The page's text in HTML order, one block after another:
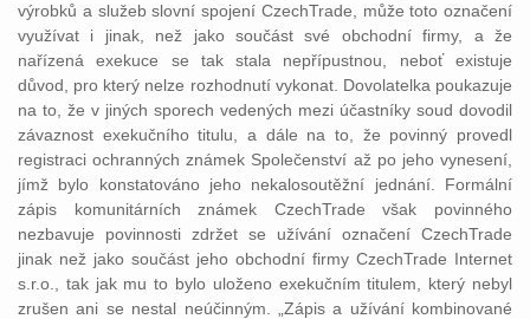
výrobků a služeb slovní spojení CzechTrade, může toto označení
využívat i jinak, než jako součást své obchodní firmy, a že
nařízená exekuce se tak stala nepřípustnou, neboť existuje
důvod, pro který nelze rozhodnutí vykonat. Dovolatelka poukazuje
na to, že v jiných sporech vedených mezi účastníky soud dovodil
závaznost exekučního titulu, a dále na to, že povinný provedl
registraci ochranných známek Společenství až po jeho vynesení,
jímž bylo konstatováno jeho nekalosoutěžní jednání. Formální
zápis komunitárních známek CzechTrade však povinného
nezbavuje povinnosti zdržet se užívání označení CzechTrade
jinak než jako součást jeho obchodní firmy CzechTrade Internet
s.r.o., tak jak mu to bylo uloženo exekučním titulem, který nebyl
zrušen ani se nestal neúčinným. „Zápis a užívání kombinované